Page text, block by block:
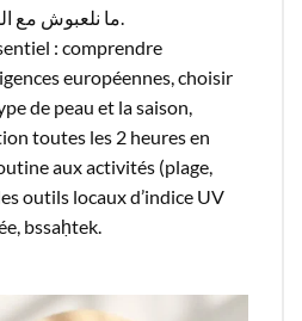
: comprendre
européennes, choisir
de peau et la saison,
toutes les 2 heures en
aux activités (plage,
outils locaux d’indice UV
bssaḥtek.​